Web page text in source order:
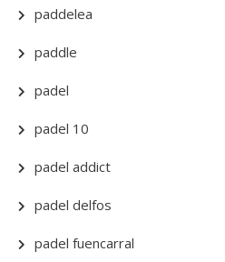
paddelea
paddle
padel
padel 10
padel addict
padel delfos
padel fuencarral